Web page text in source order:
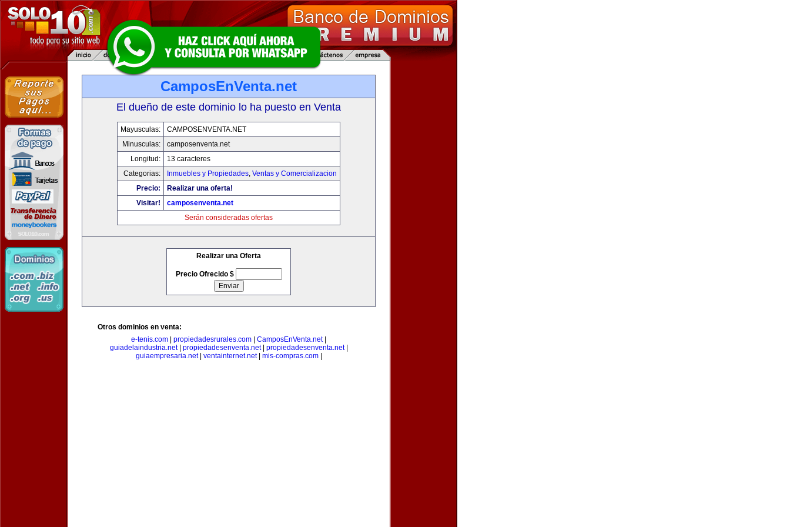
CamposEnVenta.net
El dueño de este dominio lo ha puesto en Venta
Mayusculas:
CAMPOSENVENTA.NET
Minusculas:
camposenventa.net
Longitud:
13 caracteres
Categorias:
Inmuebles y Propiedades, Ventas y Comercializacion
Precio:
Realizar una oferta!
Visitar!
camposenventa.net
Serán consideradas ofertas
Realizar una Oferta
Precio Ofrecido $
Otros dominios en venta:
e-tenis.com
propiedadesrurales.com CamposEnVenta.net
guiadelaindustria.net propiedadesenventa.net propiedadesenventa.net|
guiaempresaria.net| ventainternet.net| mis-compras.com|